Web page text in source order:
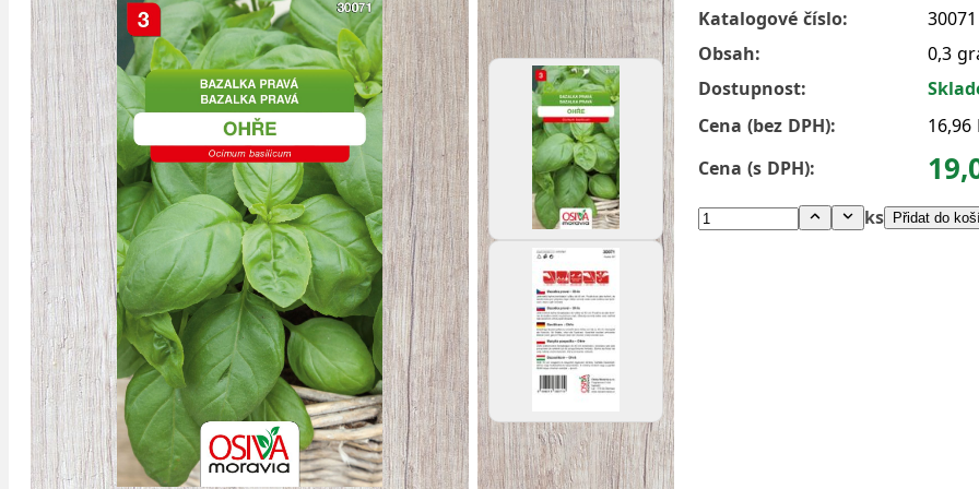
Katalogové číslo:
30071
Obsah:
0,3
Dostupnost:
Cena (bez DPH):
16,96
Cena (s DPH):
ks Přidat do